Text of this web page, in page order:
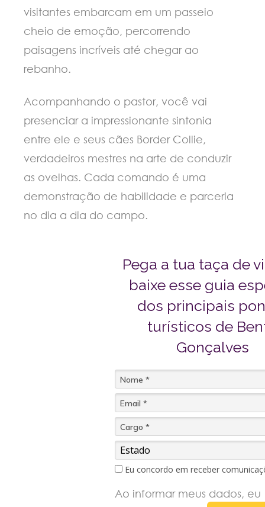
visitantes embarcam em um passeio
cheio de emoção, percorrendo
paisagens incríveis até chegar ao
rebanho.
Acompanhando o pastor, você vai
presenciar a impressionante sintonia
entre ele e seus cães Border Collie,
verdadeiros mestres na arte de conduzir
as ovelhas. Cada comando é uma
demonstração de habilidade e parceria
no dia a dia do campo.
Pega a tua taça de
baixe esse guia
dos principais
turísticos de
Gonçalves
Eu concordo em receber
Ao informar meus dados, eu